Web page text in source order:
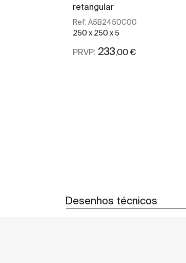
retangular
Ref: A5B2450C00
250 x 250 x 5
PRVP: 233 ,00 €
Desenhos técnicos